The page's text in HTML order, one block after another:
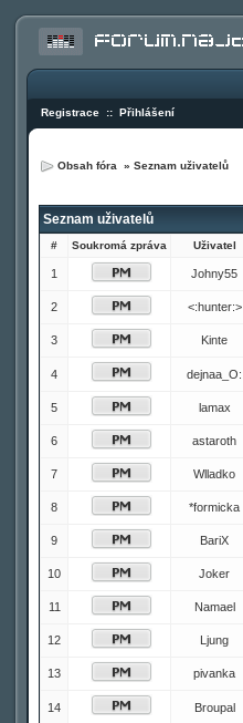
Registrace :: Přihlášení
Obsah fóra » Seznam uživatelů
Seznam uživatelů
# Soukromá zpráva Uživatel
1 Johny55
2 <:hunter:>
3 Kinte
4 dejnaa_O:
5 lamax
6 astaroth
7 Wlladko
8 *formicka
9 BariX
10 Joker
11 Namael
12 Ljung
13 pivanka
14 Broupal